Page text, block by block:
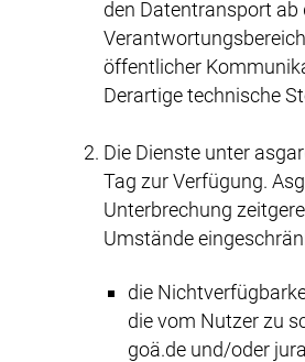
den Datentransport ab
öffentlicher
Derartige technische
Die Dienste unter
Tag zur Verfügung.
Unterbrechung
Umstände
die
die vom Nutzer zu
goä.de und/oder